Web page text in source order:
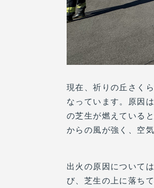
現在、祈りの丘さく
なっています。原因
の芝生が燃えている
からの風が強く、空
出火の原因について
び、芝生の上に落ち